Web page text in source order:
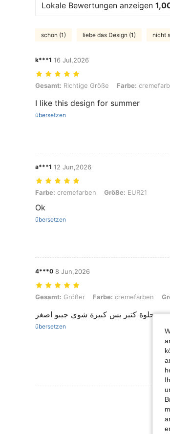
Lokale Bewertungen anzeigen
schön (1) liebe das Design (1) nicht
k***1 16 Jul,2026
Gesamt: Richtige Größe, Farbe: cremefarben,
Gesamt: Richtige Größe Farbe:
I like this design for summer
übersetzen
a***1 12 Jun,2026
Farbe: cremefarben, Größe: EUR21
Farbe: cremefarben Größe: EUR21
Ok
übersetzen
4***0 8 Jun,2026
Gesamt: Größer, Farbe: cremefarben, Größe:
Gesamt: Größer Farbe: cremefarben
حلوة كتير بس كبيرة شوي جيبو اصغر
übersetzen